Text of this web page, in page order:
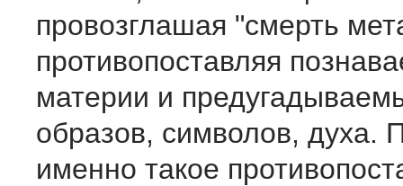
провозглашая "смерть
противопоставляя
материи и
образов, символов, духа.
именно такое